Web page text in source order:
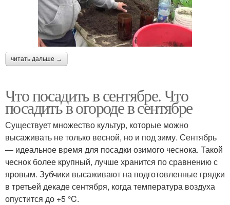
читать дальше →
Что посадить в сентябре. Что
посадить в огороде в сентябре
Существует множество культур, которые можно
высаживать не только весной, но и под зиму. Сентябрь
— идеальное время для посадки озимого чеснока. Такой
чеснок более крупный, лучше хранится по сравнению с
яровым. Зубчики высаживают на подготовленные грядки
в третьей декаде сентября, когда температура воздуха
опустится до +5 °C.